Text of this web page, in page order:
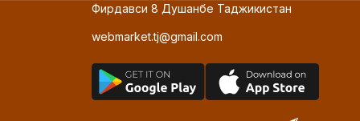
Фирдавси 8 Душанбе Таджикистан
webmarket.tj@gmail.com